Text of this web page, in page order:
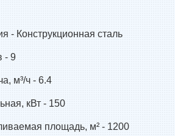
-Конструкционная сталь
-9
м³/ч -6.4
кВт -150
площадь, м² -1200